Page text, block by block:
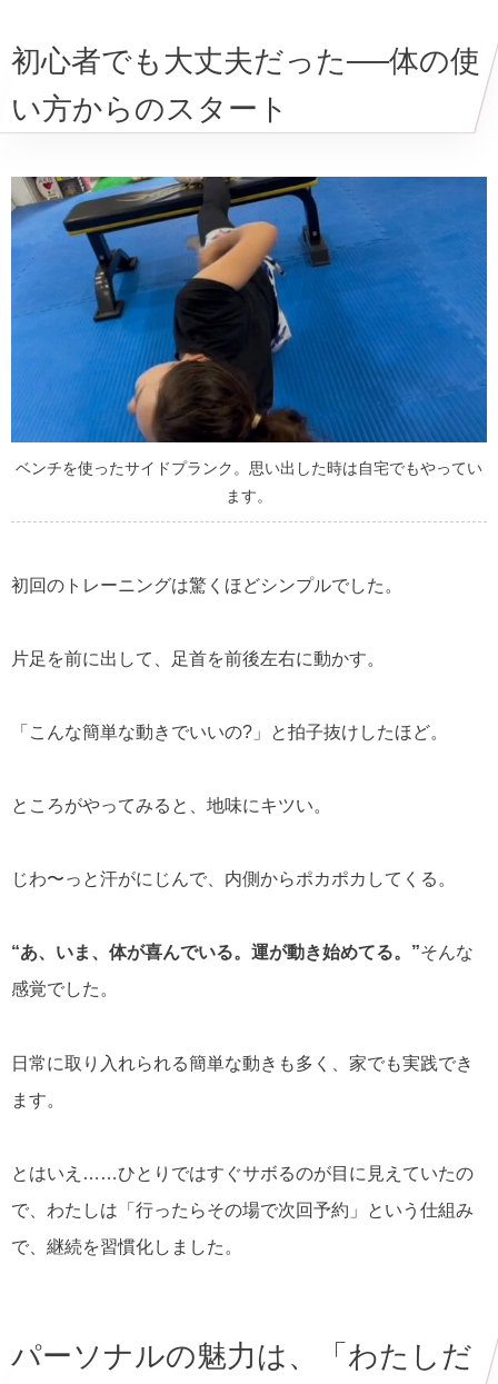
初心者でも大丈夫だった──体の使
い方からのスタート
ベンチを使ったサイドプランク。思い出した時は自宅でもやってい
ます。
初回のトレーニングは驚くほどシンプルでした。
片足を前に出して、足首を前後左右に動かす。
「こんな簡単な動きでいいの?」と拍子抜けしたほど。
ところがやってみると、地味にキツい。
じわ〜っと汗がにじんで、内側からポカポカしてくる。
“あ、いま、体が喜んでいる。運が動き始めてる。”そんな
感覚でした。
日常に取り入れられる簡単な動きも多く、家でも実践でき
ます。
とはいえ……ひとりではすぐサボるのが目に見えていたの
で、わたしは「行ったらその場で次回予約」という仕組み
で、継続を習慣化しました。
パーソナルの魅力は、「わたしだ